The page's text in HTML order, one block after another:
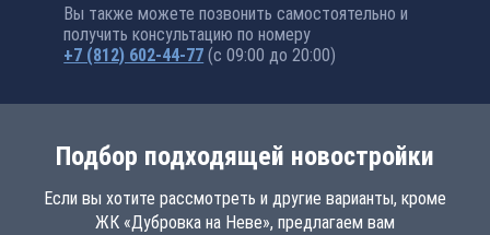
Вы также можете позвонить самостоятельно и
получить консультацию по номеру
+7 (812) 602-44-77 (с 09:00 до 20:00)
Подбор подходящей новостройки
Если вы хотите рассмотреть и другие варианты, кроме
ЖК «Дубровка на Неве», предлагаем вам